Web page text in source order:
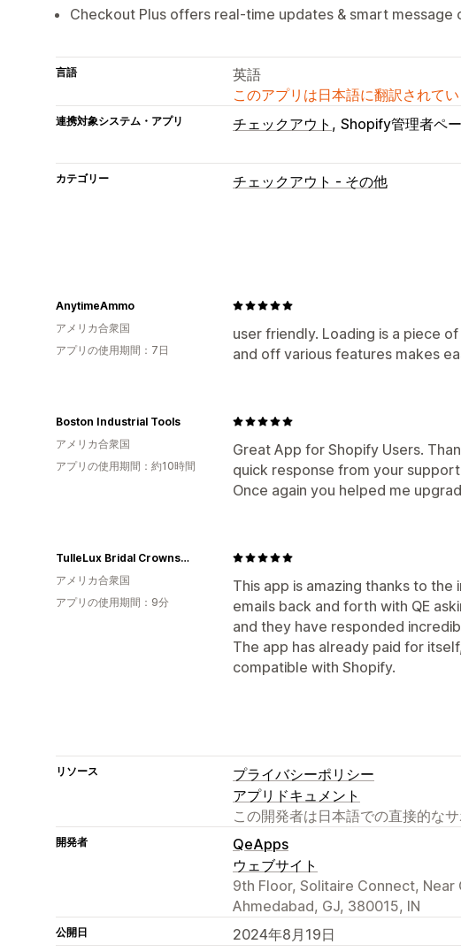
Checkout Plus offers real-time updates & smart message
言語
英語
このアプリは日本語に翻訳されて
連携対象システム・アプリ チェックアウト Shopify管理者ペ
カテゴリー チェックアウト - その他
user friendly. Loading is a piece
and off various features makes
AnytimeAmmo
アメリカ合衆国
アプリの使用期間：7日
Great App for Shopify Users.
quick response from your
Once again you helped me
Boston Industrial Tools
アメリカ合衆国
アプリの使用期間：約10時間
This app is amazing thanks to
emails back and forth with QE
and they have responded
The app has already paid for
compatible with Shopify.
TulleLux Bridal Crowns & Accessories
アメリカ合衆国
アプリの使用期間：9分
リソース
プライバシーポリシー
アプリドキュメント
この開発者は日本語での直接的な
開発者
QeApps
ウェブサイト
9th Floor, Solitaire Connect, Near
Ahmedabad, GJ, 380015, IN
公開日 2024年8月19日